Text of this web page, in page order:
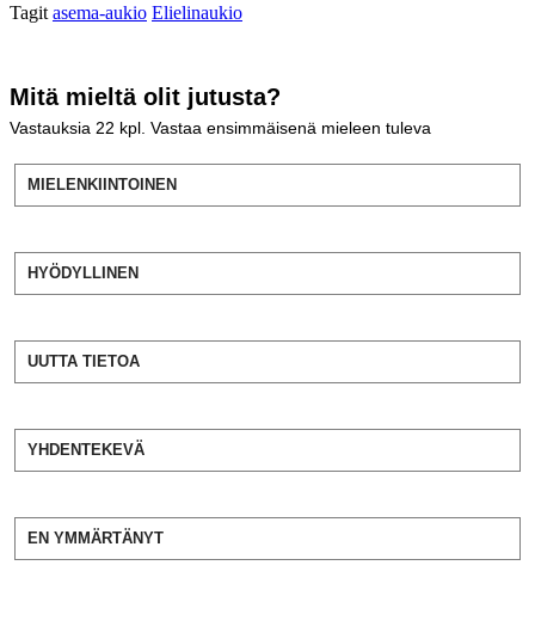
Tagit asema-aukio Elielinaukio
Mitä mieltä olit jutusta?
Vastauksia 22 kpl. Vastaa ensimmäisenä mieleen tuleva
MIELENKIINTOINEN
HYÖDYLLINEN
UUTTA TIETOA
YHDENTEKEVÄ
EN YMMÄRTÄNYT